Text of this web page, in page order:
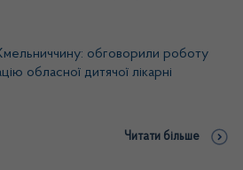
обговорили роботу
обласної дитячої лікарні
Читати більше